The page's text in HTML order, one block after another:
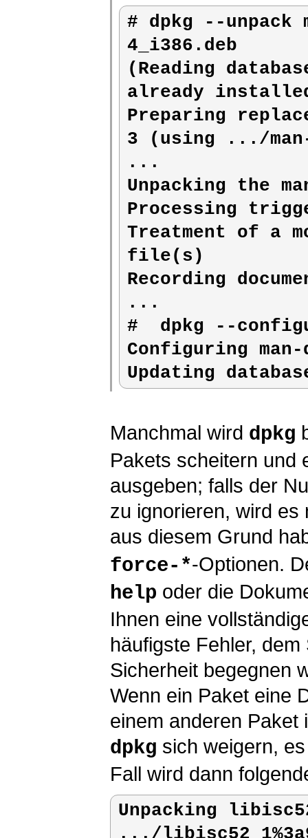
# dpkg --unpack
4_i386.deb
(Reading
already
Preparing
3 (using .../
...
Unpacking the
Processing
Treatment of a
file(s)
Recording
...
#
dpkg --
Configuring
Updating
Manchmal wird dpkg
Pakets scheitern und
ausgeben; falls der
zu ignorieren, wird es
aus diesem Grund
force-*-Optionen.
help oder die
Ihnen eine
häufigste Fehler,
Sicherheit begegnen
Wenn ein Paket eine
einem anderen Paket
dpkg sich weigern,
Fall wird dann
Unpacking